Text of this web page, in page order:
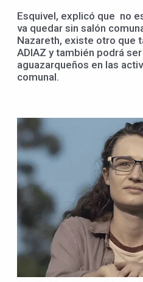
Esquivel, explicó que no
va quedar sin salón
Nazareth, existe otro que
ADIAZ y también podrá
aguazarqueños en las
comunal.